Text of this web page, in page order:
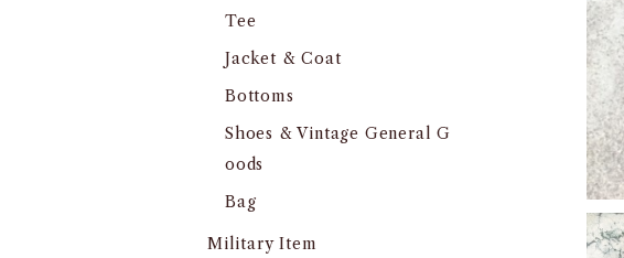
Tee
Jacket & Coat
Bottoms
Shoes & Vintage General G
oods
Bag
Military Item